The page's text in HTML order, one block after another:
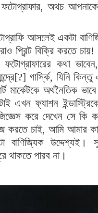
, অথচ আপনাকে
আসলেই একটা
প্রিন্ট বিক্রি করতে চায়!
কথা ভাবেন
[?] গার্স্কি, যিনি কিন্তু
অর্থনৈতিক
এখন ফ্যাশন
করে দেখেন সে কি
করতে চাই,আমি আমার
বাণিজ্যিক উদ্দেশ্যই।
থাকতে পারব না।